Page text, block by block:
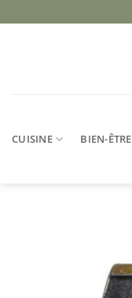
au
CUISINE BIEN-ÊTRE